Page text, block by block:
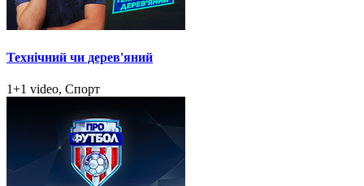
Технічний чи дерев'яний
1+1 video, Спорт